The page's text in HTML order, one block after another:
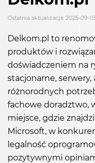
Ostatnia aktualizacja: 2025-09-
Delkom.pl to
produktów i
doświadczeniem na
stacjonarne,
różnorodnych
fachowe doradztwo,
miejsce, gdzie
Microsoft, w
legalność
pozytywnymi